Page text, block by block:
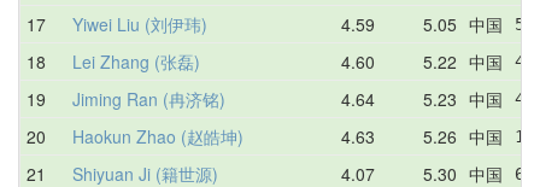
17 Yiwei Liu (刘伊玮) 4.59 5.05 中国
18 Lei Zhang (张磊) 4.60 5.22 中国
19 Jiming Ran (冉济铭) 4.64 5.23 中国
20 Haokun Zhao (赵皓坤) 4.63 5.26 中国
21 Shiyuan Ji (籍世源) 4.07 5.30 中国